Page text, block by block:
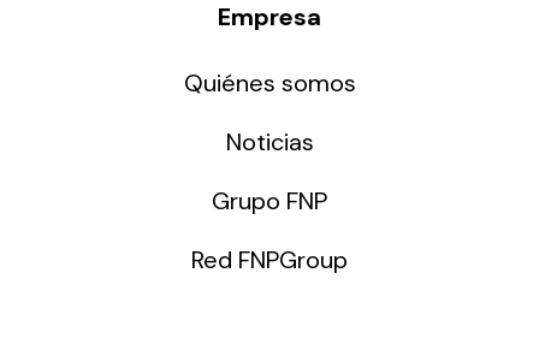
Empresa
Quiénes somos
Noticias
Grupo FNP
Red FNPGroup